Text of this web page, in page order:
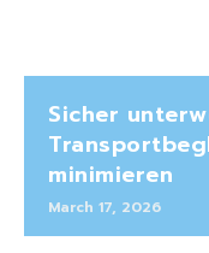
Sicher
minimieren
March 17, 2026